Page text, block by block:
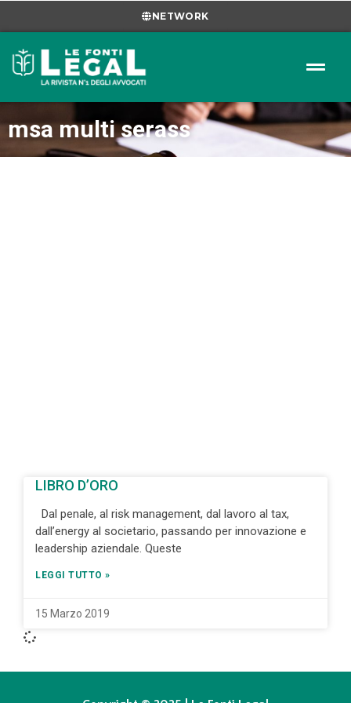
NETWORK
msa multi serass
LIBRO D’ORO
Dal penale, al risk management, dal lavoro al tax,
dall’energy al societario, passando per innovazione e
leadership aziendale. Queste
LEGGI TUTTO »
15 Marzo 2019